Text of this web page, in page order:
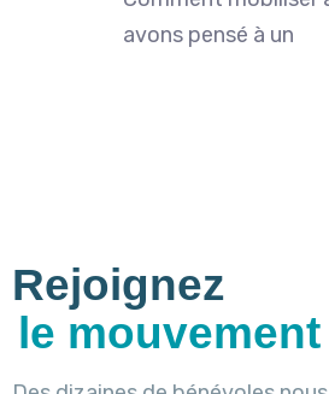
avons pensé à un
Rejoignez
le mouvement